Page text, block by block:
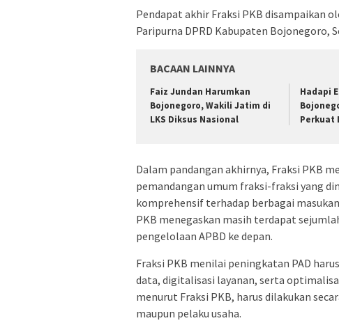
Pendapat akhir Fraksi PKB disampaikan
Paripurna DPRD Kabupaten Bojonegoro,
BACAAN LAINNYA
Faiz Jundan Harumkan
Bojonegoro, Wakili Jatim di
LKS Diksus Nasional
Hadapi
Perkuat
Dalam pandangan akhirnya, Fraksi PKB
pemandangan umum fraksi-fraksi yang
komprehensif terhadap berbagai
PKB menegaskan masih terdapat
pengelolaan APBD ke depan.
Fraksi PKB menilai peningkatan PAD
data, digitalisasi layanan, serta
menurut Fraksi PKB, harus dilakukan
maupun pelaku usaha.